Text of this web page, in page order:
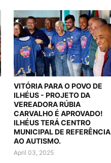
VITÓRIA PARA O POVO DE
ILHÉUS - PROJETO DA
VEREADORA RÚBIA
CARVALHO É APROVADO!
ILHÉUS TERÁ CENTRO
MUNICIPAL DE REFERÊNCIA
AO AUTISMO.
April 03, 2025